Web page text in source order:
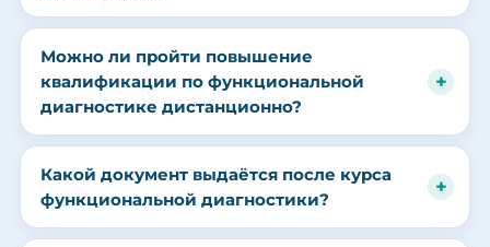
Можно ли пройти повышение
квалификации по функциональной
диагностике дистанционно?
Какой документ выдаётся после курса
функциональной диагностики?